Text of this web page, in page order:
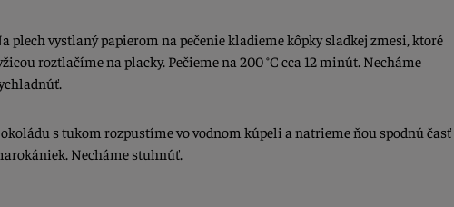
plech vystlaný papierom na pečenie kladieme kôpky sladkej zmesi, ktoré
roztlačíme na placky. Pečieme na 200 °C cca 12 minút. Necháme
s tukom rozpustíme vo vodnom kúpeli a natrieme ňou spodnú časť
Necháme stuhnúť.